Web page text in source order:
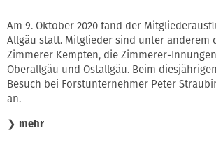
Am 9. Oktober 2020 fand der
Allgäu statt. Mitglieder sind unter anderem
Zimmerer Kempten, die Zimmerer-
Oberallgäu und Ostallgäu. Beim
Besuch bei Forstunternehmer Peter
an.
❯ mehr